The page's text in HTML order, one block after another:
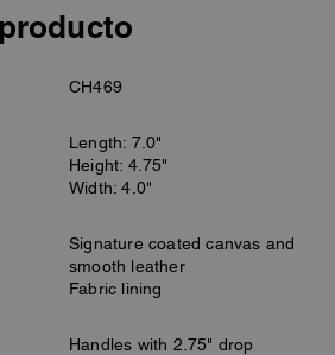
CH469
Length: 7.0"
Height: 4.75"
Width: 4.0"
Signature coated canvas and
smooth leather
Fabric lining
Handles with 2.75" drop